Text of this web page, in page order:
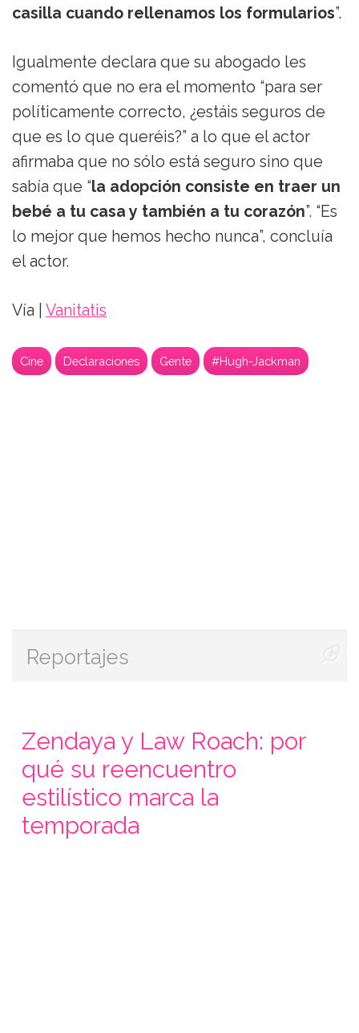
casilla cuando rellenamos los formularios”.
Igualmente declara que su abogado les
comentó que no era el momento “para ser
políticamente correcto, ¿estáis seguros de
que es lo que queréis?” a lo que el actor
afirmaba que no sólo está seguro sino que
sabía que “la adopción consiste en traer un
bebé a tu casa y también a tu corazón”. “Es
lo mejor que hemos hecho nunca”, concluía
el actor.
Vía | Vanitatis
Cine Declaraciones Gente #Hugh-Jackman
Reportajes
Zendaya y Law Roach: por
qué su reencuentro
estilístico marca la
temporada